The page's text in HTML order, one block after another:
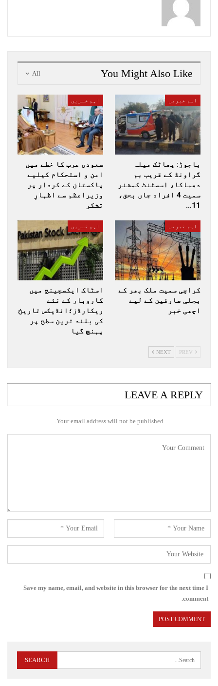
All You Might Also Like
اہم خبریں
باجوڑ: پھاٹک میلہ
گراونڈ کے قریب بم
دھماکا، اسسٹنٹ کمشنر
سمیت 4 افراد جاں بحق،
11…
اہم خبریں
سعودی عرب کا خطے میں
امن و استحکام کیلیے
پاکستان کے کردار پر
وزیراعظم سے اظہارِ
تشکر
اہم خبریں
کراچی سمیت ملک بھر کے
بجلی صارفین کے لیے
اچھی خبر
اہم خبریں
اسٹاک ایکسچینج میں
کاروبار کے نئے
ریکارڈز؛انڈیکس تاریخ
کی بلند ترین سطح پر
پہنچ گیا
NEXT
LEAVE A REPLY
Your email address will not be published.
Save my name, email, and website in this browser for the next time I
comment.